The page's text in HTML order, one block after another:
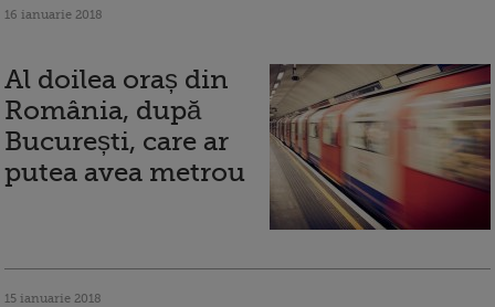
16 ianuarie 2018
Al doilea oraș din
România, după
București, care ar
putea avea metrou
15 ianuarie 2018